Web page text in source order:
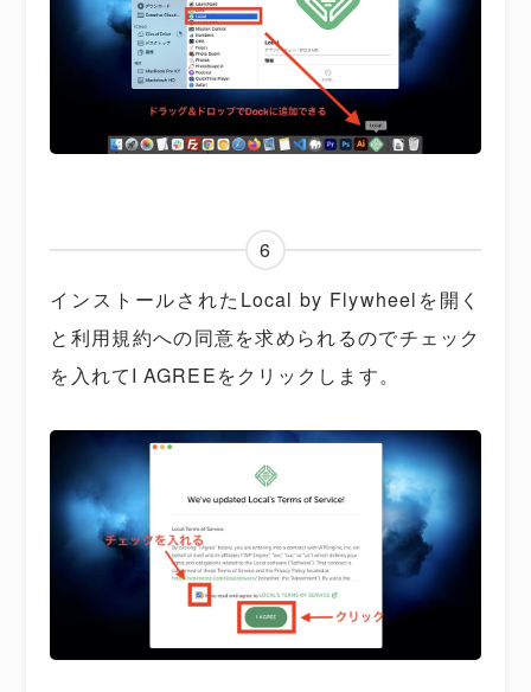
6
インストールされたLocal by Flywheelを開く
と利用規約への同意を求められるのでチェック
を入れてI AGREEをクリックします。